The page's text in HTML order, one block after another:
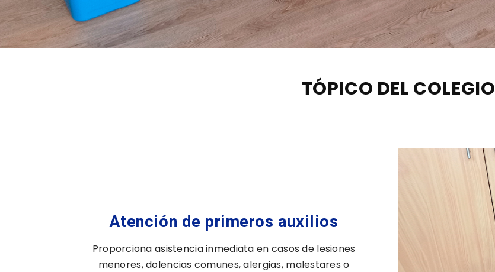
TÓPICO DEL COLEGIO
Atención de primeros auxilios
Proporciona asistencia inmediata en casos de lesiones
menores, dolencias comunes, alergias, malestares o